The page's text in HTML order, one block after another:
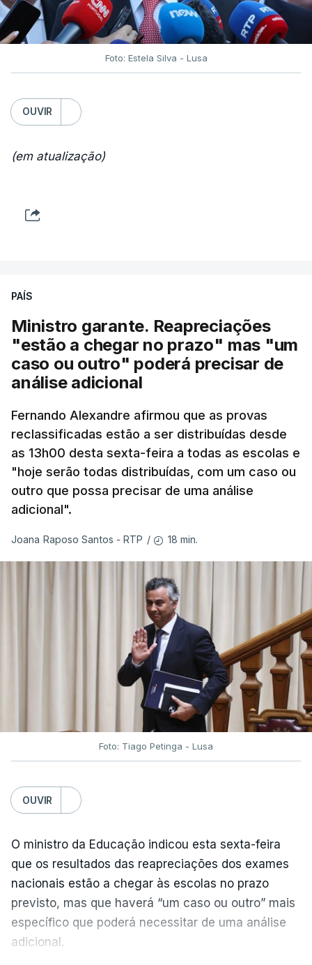
Foto: Estela Silva - Lusa
OUVIR
(em atualização)
PAÍS
Ministro garante. Reapreciações
"estão a chegar no prazo" mas "um
caso ou outro" poderá precisar de
análise adicional
Fernando Alexandre afirmou que as provas
reclassificadas estão a ser distribuídas desde
as 13h00 desta sexta-feira a todas as escolas e
"hoje serão todas distribuídas, com um caso ou
outro que possa precisar de uma análise
adicional".
Joana Raposo Santos - RTP / 18 min.
Foto: Tiago Petinga - Lusa
OUVIR
O ministro da Educação indicou esta sexta-feira
que os resultados das reapreciações dos exames
nacionais estão a chegar às escolas no prazo
previsto, mas que haverá “um caso ou outro” mais
específico que poderá necessitar de uma análise
adicional.